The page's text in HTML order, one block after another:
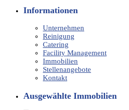
Informationen
Unternehmen
Reinigung
Catering
Facility Management
Immobilien
Stellenangebote
Kontakt
Ausgewählte Immobilien